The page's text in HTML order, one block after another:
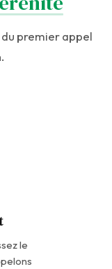
premier appel
le